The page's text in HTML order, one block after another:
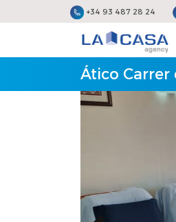
+34 93 487 28 24
Ático Carrer